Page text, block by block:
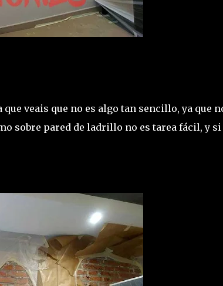
veais que no es algo tan sencillo, ya que
sobre pared de ladrillo no es tarea fácil, y si